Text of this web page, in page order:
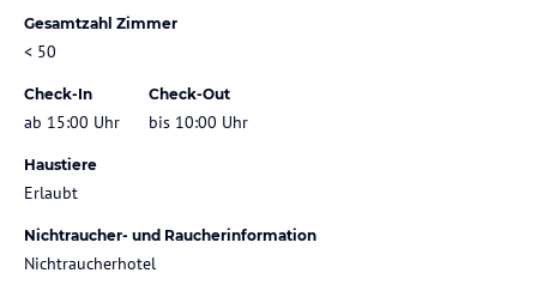
Gesamtzahl Zimmer
< 50
Check-In
ab 15:00 Uhr
Check-Out
bis 10:00 Uhr
Haustiere
Erlaubt
Nichtraucher- und Raucherinformation
Nichtraucherhotel